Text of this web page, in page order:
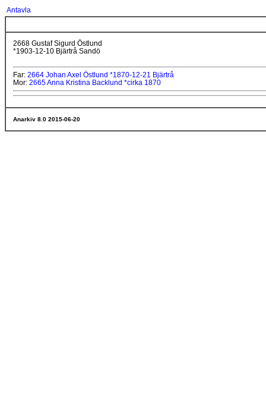
Antavla
2668 Gustaf Sigurd Östlund
*1903-12-10 Bjärtrå Sandö
Far: 2664 Johan Axel Östlund *1870-12-21 Bjärtrå
Mor: 2665 Anna Kristina Backlund *cirka 1870
Anarkiv 8.0 2015-06-20